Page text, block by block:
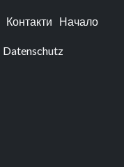
Контакти Начало
Datenschutz